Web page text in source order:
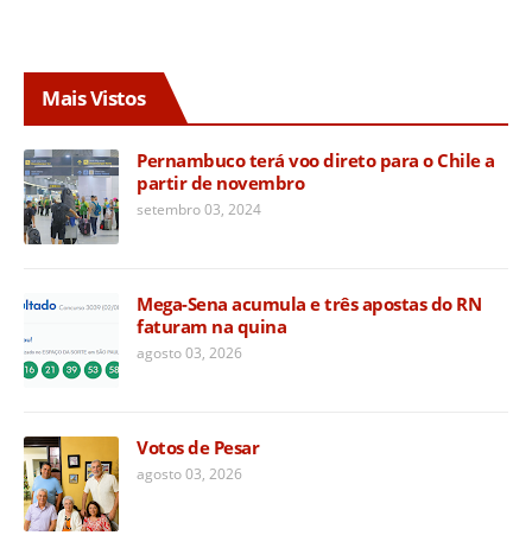
Mais Vistos
Pernambuco terá voo direto para o Chile a
partir de novembro
setembro 03, 2024
Mega-Sena acumula e três apostas do RN
faturam na quina
agosto 03, 2026
Votos de Pesar
agosto 03, 2026